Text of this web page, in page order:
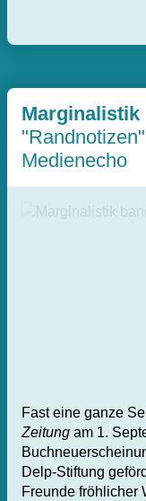
Marginalistik
Medienecho
Fast eine ganze
Zeitung am 1.
Delp-Stiftung
Freunde fröhlicher